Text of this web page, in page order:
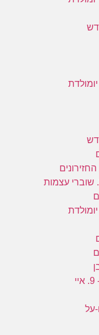
יומולדת
יומולדת
22:50 - חדר המיון של ד''ר קיי 5 - 9. איי